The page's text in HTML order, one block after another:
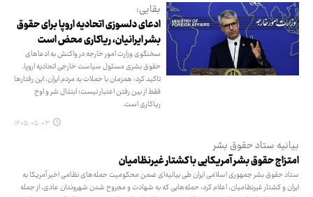
بقایی:
ادعای دلسوزی اتحادیه اروپا برای حقوق
بشر ایرانیان، ریاکاری محض است
سخنگوی وزارت امور خارجه در واکنش به ادعاهای
حقوق بشری مسئول سیاست خارجی اتحادیه اروپا،
تاکید کرد: همزمان با حملات به مردم ایران، این رفتارها
فقط از بین رفتن اعتبار نیست؛ ابتذال شر و اوج
ریاکاری است.
۱۴۰۵.۰۵.۰۳
بیانیه ستاد حقوق بشر
امتزاج حقوق بشر آمریکایی با کشتار غیرنظامیان
ستاد حقوق بشر جمهوری اسلامی ایران طی بیانیه‌ای ضمن محکومیت حمله‌های نظامی اخیر آمریکا به
ایران و کشتار غیرنظامیان، اعلام کرد: حمله‌هایی که به شهادت و مجروح شدن شهروندان عادی، از جمله